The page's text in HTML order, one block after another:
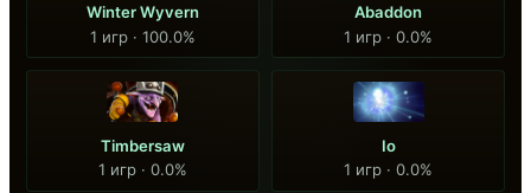
Winter Wyvern
1 игр · 100.0%
Abaddon
1 игр · 0.0%
Timbersaw
1 игр · 0.0%
Io
1 игр · 0.0%